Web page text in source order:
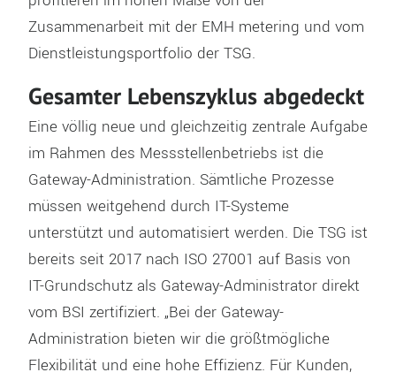
Zusammenarbeit mit der EMH metering und vom
Dienstleistungsportfolio der TSG.
Gesamter Lebenszyklus abgedeckt
Eine völlig neue und gleichzeitig zentrale Aufgabe
im Rahmen des Messstellenbetriebs ist die
Gateway-Administration. Sämtliche Prozesse
müssen weitgehend durch IT-Systeme
unterstützt und automatisiert werden. Die TSG ist
bereits seit 2017 nach ISO 27001 auf Basis von
IT-Grundschutz als Gateway-Administrator direkt
vom BSI zertifiziert. „Bei der Gateway-
Administration bieten wir die größtmögliche
Flexibilität und eine hohe Effizienz. Für Kunden,